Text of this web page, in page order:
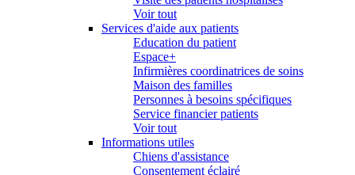
Voir tout
Services d'aide aux patients
Education du patient
Espace+
Infirmières coordinatrices de soins
Maison des familles
Personnes à besoins spécifiques
Service financier patients
Voir tout
Informations utiles
Chiens d'assistance
Consentement éclairé